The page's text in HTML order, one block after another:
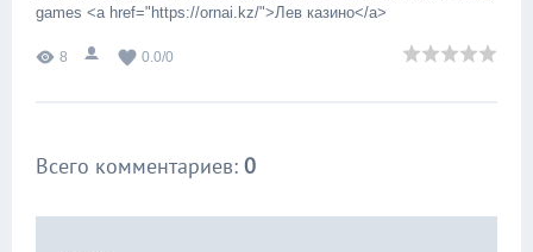
games <a href="https://ornai.kz/">Лев казино</a>
8 0.0/0
Всего комментариев: 0